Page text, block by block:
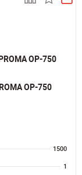
OP-750
1500
1